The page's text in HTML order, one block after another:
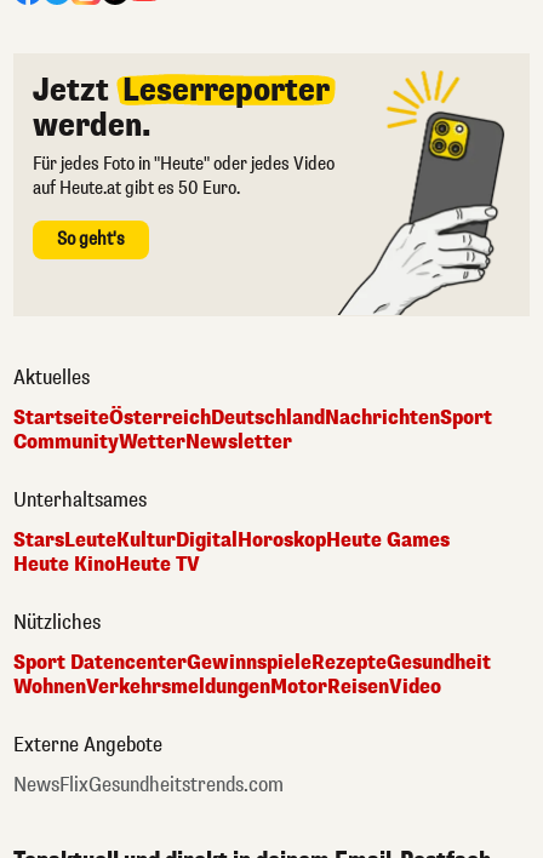
Jetzt Leserreporter
werden.
Für jedes Foto in "Heute" oder jedes Video
auf Heute.at gibt es 50 Euro.
So geht's
Aktuelles
StartseiteÖsterreichDeutschlandNachrichtenSport
CommunityWetterNewsletter
Unterhaltsames
StarsLeuteKulturDigital HoroskopHeute Games
Heute KinoHeute TV
Nützliches
Sport DatencenterGewinnspieleRezepteGesundheit
WohnenVerkehrsmeldungenMotorReisenVideo
Externe Angebote
NewsFlixGesundheitstrends.com